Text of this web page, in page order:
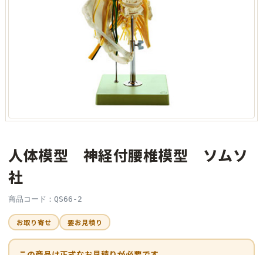
人体模型 神経付腰椎模型 ソムソ
社
商品コード：QS66-2
お取り寄せ 要お見積り